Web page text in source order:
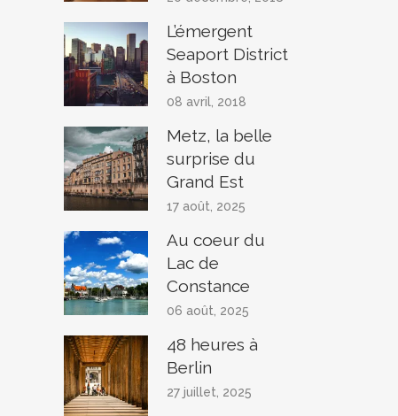
L’émergent
Seaport District
à Boston
08 avril, 2018
Metz, la belle
surprise du
Grand Est
17 août, 2025
Au coeur du
Lac de
Constance
06 août, 2025
48 heures à
Berlin
27 juillet, 2025